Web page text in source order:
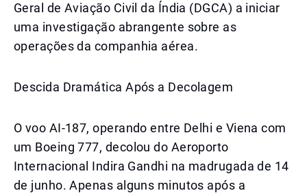
Geral de Aviação Civil da Índia (DGCA) a iniciar
uma investigação abrangente sobre as
operações da companhia aérea.
Descida Dramática Após a Decolagem
O voo AI-187, operando entre Delhi e Viena com
um Boeing 777, decolou do Aeroporto
Internacional Indira Gandhi na madrugada de 14
de junho. Apenas alguns minutos após a